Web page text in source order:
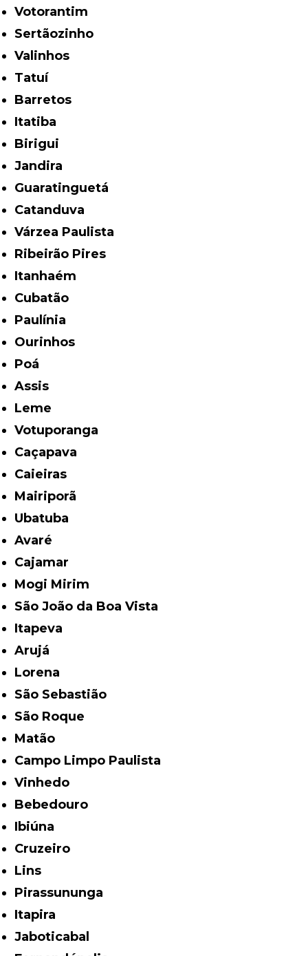
Votorantim
Sertãozinho
Valinhos
Tatuí
Barretos
Itatiba
Birigui
Jandira
Guaratinguetá
Catanduva
Várzea Paulista
Ribeirão Pires
Itanhaém
Cubatão
Paulínia
Ourinhos
Poá
Assis
Leme
Votuporanga
Caçapava
Caieiras
Mairiporã
Ubatuba
Avaré
Cajamar
Mogi Mirim
São João da Boa Vista
Itapeva
Arujá
Lorena
São Sebastião
São Roque
Matão
Campo Limpo Paulista
Vinhedo
Bebedouro
Ibiúna
Cruzeiro
Lins
Pirassununga
Itapira
Jaboticabal